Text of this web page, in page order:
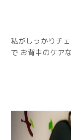
私がしっかりチ
で お背中のケア